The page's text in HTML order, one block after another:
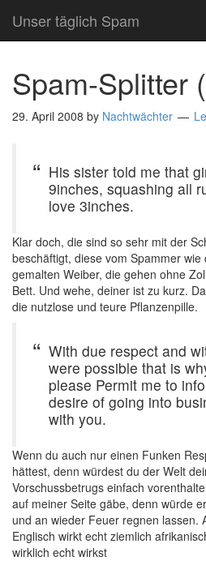
Unser täglich Spam
Spam-Splitter
29. April 2008 by Nachtwächter
His sister told me that
9inches, squashing all
love 3inches.
Klar doch, die sind so sehr mit der
beschäftigt, diese vom Spammer wie
gemalten Weiber, die gehen ohne
Bett. Und wehe, deiner ist zu kurz.
die nutzlose und teure Pflanzenpille.
With due respect and
were possible that is
please Permit me to
desire of going into
with you.
Wenn du auch nur einen Funken
hättest, denn würdest du der Welt
Vorschussbetrugs einfach
auf meiner Seite gäbe, denn würde
und an wieder Feuer regnen lassen.
Englisch wirkt echt ziemlich
wirklich echt wirkst